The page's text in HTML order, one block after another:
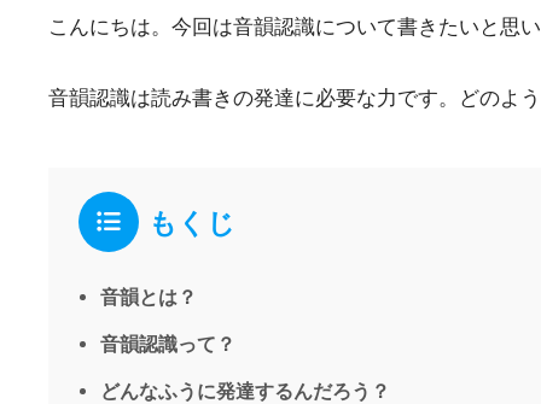
こんにちは。今回は音韻認識について書きたいと思
音韻認識は読み書きの発達に必要な力です。どのよ
もくじ
音韻とは？
音韻認識って？
どんなふうに発達するんだろう？